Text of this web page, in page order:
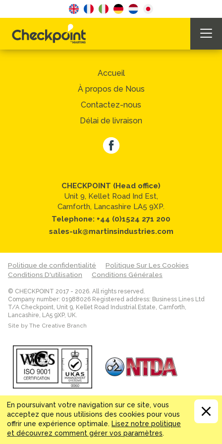
Accueil
À propos de Nous
Contactez-nous
Délai de livraison
CHECKPOINT (Head office)
Unit 9, Kellet Road Ind Est,
Carnforth, Lancashire LA5 9XP.
Telephone: +44 (0)1524 271 200
sales-uk@martinsindustries.com
Politique de confidentialité
Politique Sur Les Cookies
Conditions D'utilisation
Conditions Générales
© CHECKPOINT 2017 - 2026. All rights reserved.
Company number: 01988026 Registered address: Business Lines Ltd
T/A Checkpoint, Unit 9, Kellet Road Industrial Estate, Carnforth,
Lancashire, LA5 9XP, UK.
Site by The Creative Branch
En poursuivant votre navigation sur ce site, vous
acceptez que nous utilisions des cookies pour vous
offrir une expérience optimale. Lisez notre politique
et découvrez comment gérer vos paramètres.